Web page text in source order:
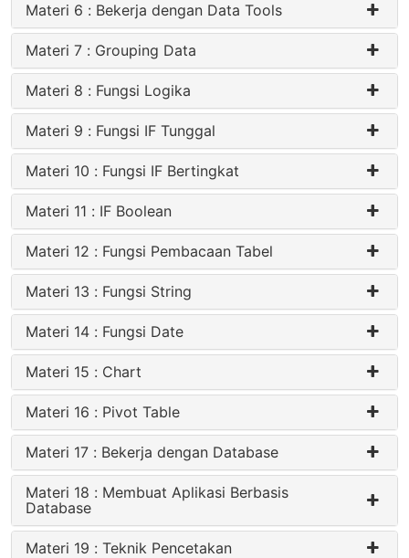
Materi 6 : Bekerja dengan Data Tools
Materi 7 : Grouping Data
Materi 8 : Fungsi Logika
Materi 9 : Fungsi IF Tunggal
Materi 10 : Fungsi IF Bertingkat
Materi 11 : IF Boolean
Materi 12 : Fungsi Pembacaan Tabel
Materi 13 : Fungsi String
Materi 14 : Fungsi Date
Materi 15 : Chart
Materi 16 : Pivot Table
Materi 17 : Bekerja dengan Database
Materi 18 : Membuat Aplikasi Berbasis
Database
Materi 19 : Teknik Pencetakan